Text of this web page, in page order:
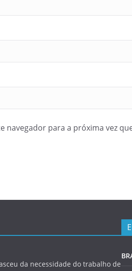
navegador para a próxima vez
da necessidade do trabalho de